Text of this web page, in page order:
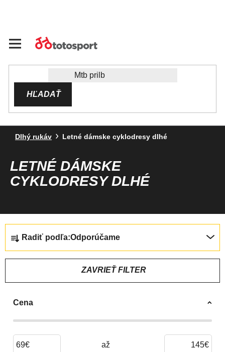
HĽADAŤ
Dlhý rukáv Letné dámske cyklodresy dlhé
LETNÉ DÁMSKE
CYKLODRESY DLHÉ
A
D
N
Radiť podľa:Odporúčame
ZAVRIEŤ FILTER
Cena
69€ 145€